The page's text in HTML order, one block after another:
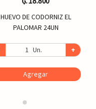
HUEVO DE CODORNIZ EL
PALOMAR 24UN
Un. +
Agregar